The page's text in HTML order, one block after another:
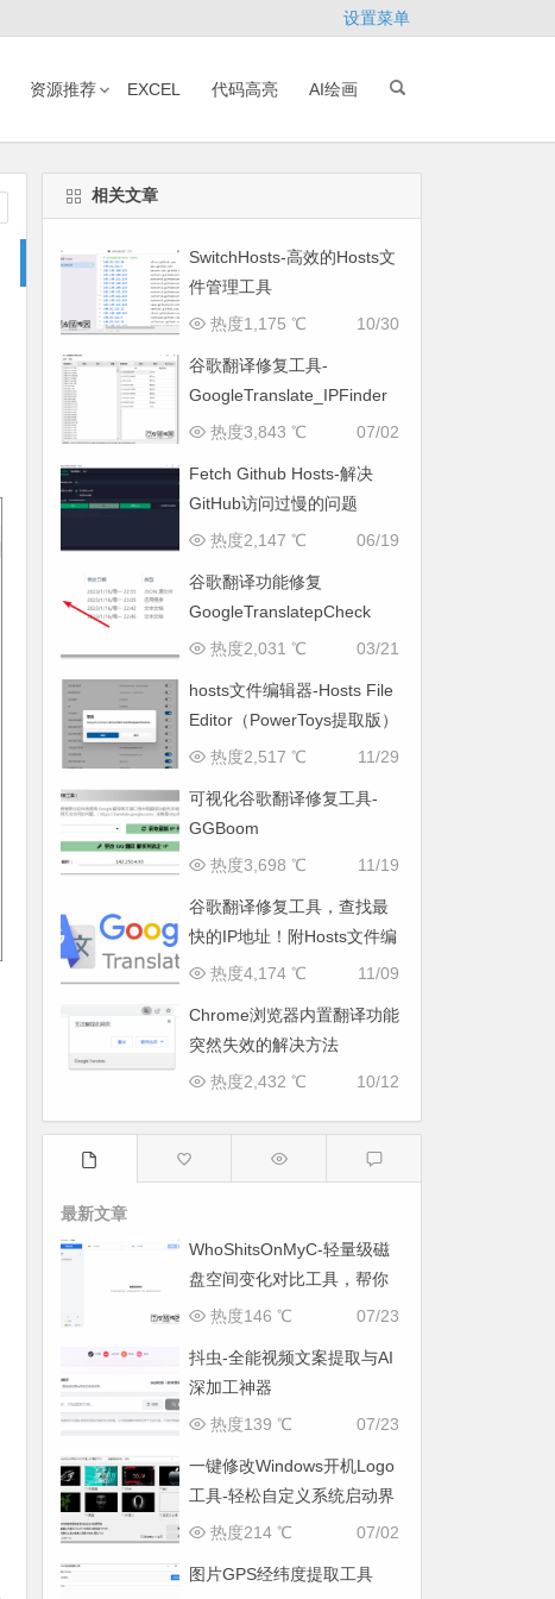
设置菜单
资源推荐 EXCEL 代码高亮 AI绘画
相关文章
SwitchHosts-高效的Hosts文
件管理工具
10/30
热度1,175 ℃
谷歌翻译修复工具-
GoogleTranslate_IPFinder
07/02
热度3,843 ℃
Fetch Github Hosts-解决
GitHub访问过慢的问题
06/19
热度2,147 ℃
谷歌翻译功能修复
GoogleTranslatepCheck
03/21
热度2,031 ℃
hosts文件编辑器-Hosts File
Editor（PowerToys提取版）
11/29
热度2,517 ℃
可视化谷歌翻译修复工具-
GGBoom
11/19
热度3,698 ℃
谷歌翻译修复工具，查找最
快的IP地址！附Hosts文件编
辑器
11/09
热度4,174 ℃
Chrome浏览器内置翻译功能
突然失效的解决方法
10/12
热度2,432 ℃
最新文章
WhoShitsOnMyC-轻量级磁
盘空间变化对比工具，帮你
找出“吃掉”空间的罪魁祸首
07/23
热度146 ℃
抖虫-全能视频文案提取与AI
深加工神器
07/23
热度139 ℃
一键修改Windows开机Logo
工具-轻松自定义系统启动界
面
07/02
热度214 ℃
图片GPS经纬度提取工具